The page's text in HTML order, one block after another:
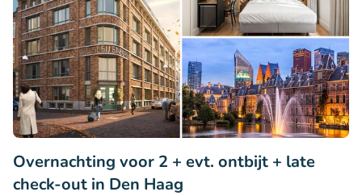
Overnachting voor 2 + evt. ontbijt + late
check-out in Den Haag